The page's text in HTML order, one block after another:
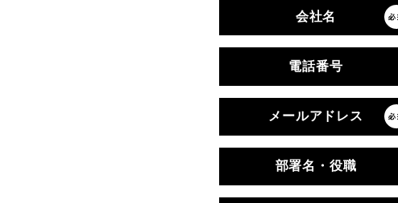
会社名
電話番号
メールアドレス
部署名・役職